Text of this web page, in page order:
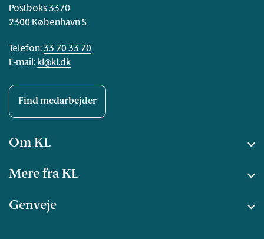
Postboks 3370
2300 København S
Telefon:33 70 33 70
E-mail: kl@kl.dk
Find medarbejder
Om KL
Mere fra KL
Genveje